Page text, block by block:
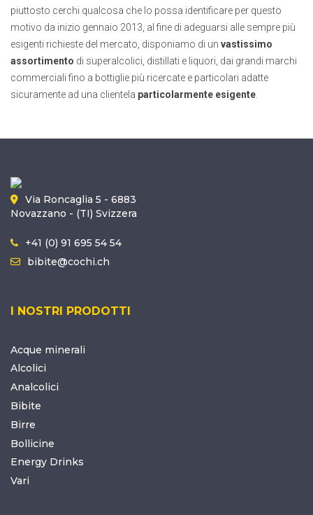
piuttosto cerchi qualcosa che lo possa identificare per questo
motivo da inizio gennaio 2013, al fine di adeguarsi alle sempre più
esigenti richieste del mercato, disponiamo di un vastissimo
assortimento di superalcolici, distillati e liquori, dai grandi marchi
commerciali fino a bottiglie più ricercate e particolari adatte
sicuramente ad una clientela particolarmente esigente
Via Roncaglia 5 - 6883
Novazzano - (TI) Svizzera
+41 (0) 91 695 54 54
bibite@cochi.ch
I NOSTRI PRODOTTI
Acque minerali
Alcolici
Analcolici
Bibite
Birre
Bollicine
Energy Drinks
Vari